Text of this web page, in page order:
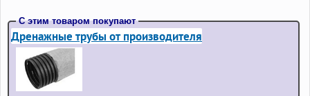
С этим товаром покупают
Дренажные трубы от производителя